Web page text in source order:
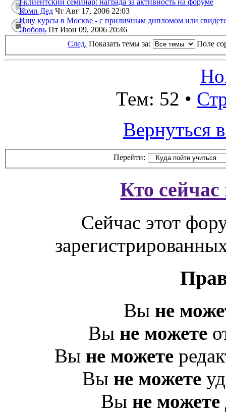
I клиентский семинар: награда за активность на форуме
Комп Дед Чт Авг 17, 2006 22:03
Ищу курсы в Москве - с приличным дипломом или
Любовь Пт Июн 09, 2006 20:46
След. Показать темы за: Поле
Тем: 52 •
Вернуться
Перейти:
Кто
Сейчас этот
Вы не
Вы не можете
Вы не можете
Вы не можете
Вы не можете